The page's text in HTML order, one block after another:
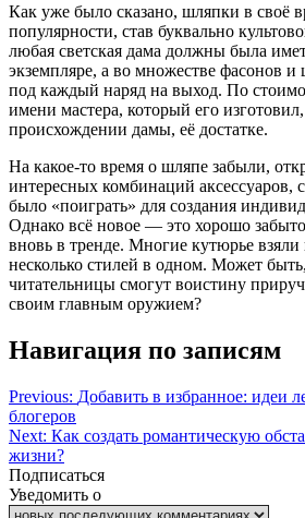
Как уже было сказано, шляпки в своё
популярности, став буквально
любая светская дама должны была
экземпляре, а во множестве фасонов
под каждый наряд на выход. По
имени мастера, который его
происхождении дамы, её достатке.
На какое-то время о шляпе забыли,
интересных комбинаций
было «поиграть» для создания
Однако всё новое — это хорошо
вновь в тренде. Многие кутюрье взяли
несколько стилей в одном. Может
читательницы смогут воистину
своим главным оружием?
Навигация по записям
Previous: Добавить в избранное: идеи
блогеров
Next: Как создать романтическую
жизни?
Подписаться
Уведомить о